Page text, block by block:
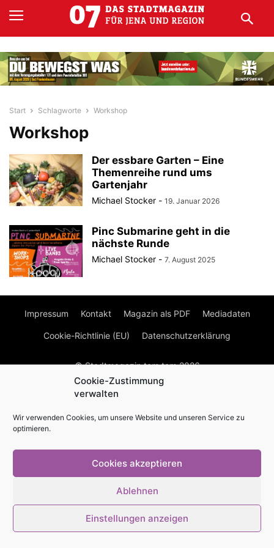
Cookie-Zustimmung
verwalten
Wir verwenden Cookies, um unsere Website und unseren Service zu
optimieren.
Cookies akzeptieren
Ablehnen
Einstellungen anzeigen
Start Schlagworte Workshop
Workshop
Der essbare Garten – Eine
Themenreihe rund ums
Gartenjahr
Michael Stocker - 19. Januar 2026
Pinc Submarine geht in die
nächste Runde
Michael Stocker - 7. August 2025
Impressum Kontakt Magazin als PDF Mediadaten
Cookie-Richtlinie (EU) Datenschutzerklärung
© Stadtmagazin tam.tam 2026